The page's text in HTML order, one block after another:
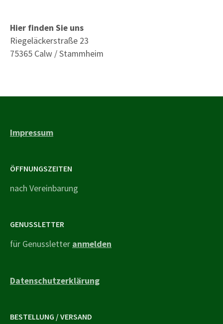
Hier finden Sie uns
Riegeläckerstraße 23
75365 Calw / Stammheim
Impressum
ÖFFNUNGSZEITEN
nach Vereinbarung
GENUSSLETTER
für Genussletter anmelden
Datenschutzerklärung
BESTELLUNG / VERSAND